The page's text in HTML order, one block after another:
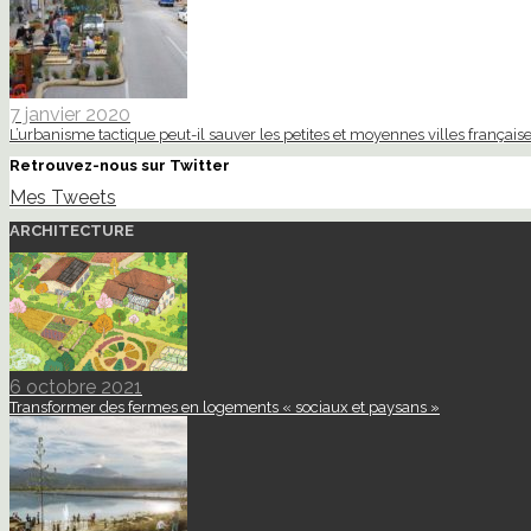
7 janvier 2020
L’urbanisme tactique peut-il sauver les petites et moyennes villes
Retrouvez-nous sur Twitter
Mes Tweets
ARCHITECTURE
6 octobre 2021
Transformer des fermes en logements « sociaux et paysans »